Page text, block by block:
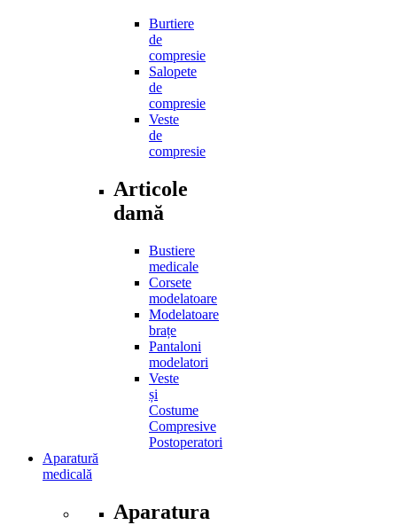
Burtiere
de
compresie
Salopete
de
compresie
Veste
de
compresie
Articole
damă
Bustiere
medicale
Corsete
modelatoare
Modelatoare
brațe
Pantaloni
modelatori
Veste
și
Costume
Compresive
Postoperatori
Aparatură
medicală
Aparatura